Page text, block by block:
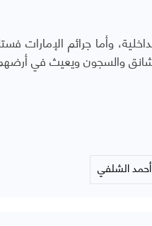
وأما جرائم الإمارات
والسجون ويعيث في
أحمد الشلفي